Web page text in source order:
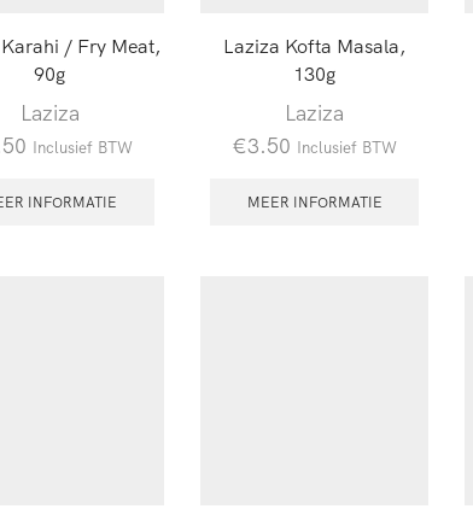
/ Fry Meat,
90g
Laziza
Inclusief BTW
INFORMATIE
Laziza Kofta Masala,
130g
Laziza
€3.50 Inclusief BTW
MEER INFORMATIE